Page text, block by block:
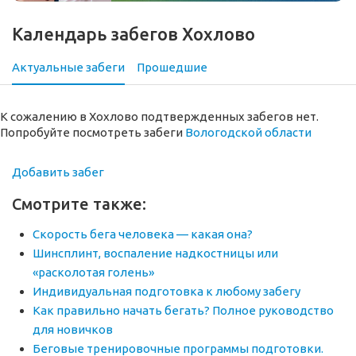
Календарь забегов Хохлово
Актуальные забеги Прошедшие
К сожалению в Хохлово подтвержденных забегов нет.
Попробуйте посмотреть забеги Вологодской области
Добавить забег
Смотрите также:
Скорость бега человека — какая она?
Шинсплинт, воспаление надкостницы или
«расколотая голень»
Индивидуальная подготовка к любому забегу
Как правильно начать бегать? Полное руководство
для новичков
Беговые тренировочные программы подготовки.